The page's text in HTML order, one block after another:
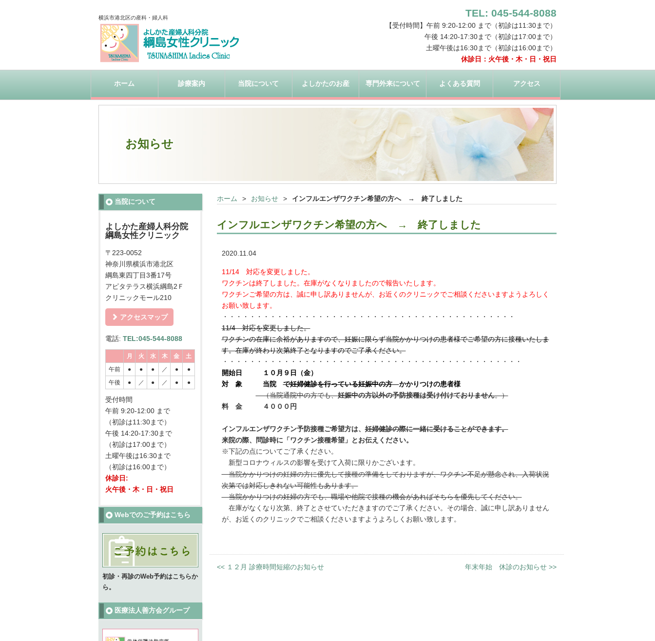
横浜市港北区の産科・婦人科 TEL: 045-544-8088
【受付時間】午前 9:20-12:00 まで（初診は11:30まで）
午後 14:20-17:30まで（初診は17:00まで）
土曜午後は16:30まで（初診は16:00まで）
休診日：火午後・木・日・祝日
ホーム 診療案内 当院について よしかたのお産 専門外来について よくある質問 アクセス
お知らせ
ホーム お知らせ インフルエンザワクチン希望の方へ → 終了しました
インフルエンザワクチン希望の方へ → 終了しました
2020.11.04
11/14 対応を変更しました。
ワクチンは終了しました。在庫がなくなりましたので報告いたします。
ワクチンご希望の方は、誠に申し訳ありませんが、お近くのクリニックでご相談くださいますようよろしく
お願い致します。
・・・・・・・・・・・・・・・・・・・・・・・・・・・・・・・・・・・・・・・・・・・
11/4 対応を変更しました。
ワクチンの在庫に余裕がありますので、妊娠に限らず当院かかりつけの患者様でご希望の方に接種いたしま
す。在庫が終わり次第終了となりますのでご了承ください。
・・・・・・・・・・・・・・・・・・・・・・・・・・・・・・・・・・・・・・・・・・・・
開始日 １０月９日（金）
対 象 当院で妊婦健診を行っている妊娠中の方かかりつけの患者様
（当院通院中の方でも、妊娠中の方以外の予防接種は受け付けておりません。）
料 金 ４０００円
インフルエンザワクチン予防接種ご希望方は、妊婦健診の際に一緒に受けることができます。
来院の際、問診時に「ワクチン接種希望」とお伝えください。
※下記の点についてご了承ください。
新型コロナウィルスの影響を受けて入荷に限りかございます。
当院かかりつけの妊婦の方に優先して接種の準備をしておりますが、ワクチン不足が懸念され、入荷状況
次第では対応しきれない可能性もあります。
当院かかりつけの妊婦の方でも、職場や他院で接種の機会があればそちらを優先してください。
在庫がなくなり次第、終了とさせていただきますのでご了承ください。その場合、誠に申し訳ありません
が、お近くのクリニックでご相談くださいますようよろしくお願い致します。
<<１２月 診療時間短縮のお知らせ 年末年始 休診のお知らせ >>
当院について
よしかた産婦人科分院
綱島女性クリニック
〒223-0052
神奈川県横浜市港北区
綱島東四丁目3番17号
アピタテラス横浜綱島2Ｆ
クリニックモール210
アクセスマップ
電話: TEL:045-544-8088
月 火 水 木 金 土
午前 ● ● ● ／ ● ●
午後 ● ／ ● ／ ● ●
受付時間
午前 9:20-12:00 まで
（初診は11:30まで）
午後 14:20-17:30まで
（初診は17:00まで）
土曜午後は16:30まで
（初診は16:00まで）
休診日:
火午後・木・日・祝日
Webでのご予約はこちら
初診・再診のWeb予約はこちらか
ら。
医療法人善方会グループ